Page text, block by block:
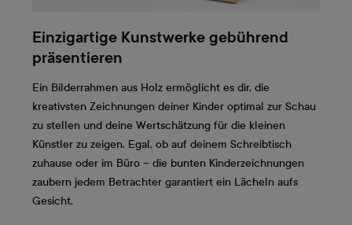
Einzigartige Kunstwerke gebührend
präsentieren
Ein Bilderrahmen aus Holz ermöglicht es dir, die
kreativsten Zeichnungen deiner Kinder optimal zur Schau
zu stellen und deine Wertschätzung für die kleinen
Künstler zu zeigen. Egal, ob auf deinem Schreibtisch
zuhause oder im Büro – die bunten Kinderzeichnungen
zaubern jedem Betrachter garantiert ein Lächeln aufs
Gesicht.